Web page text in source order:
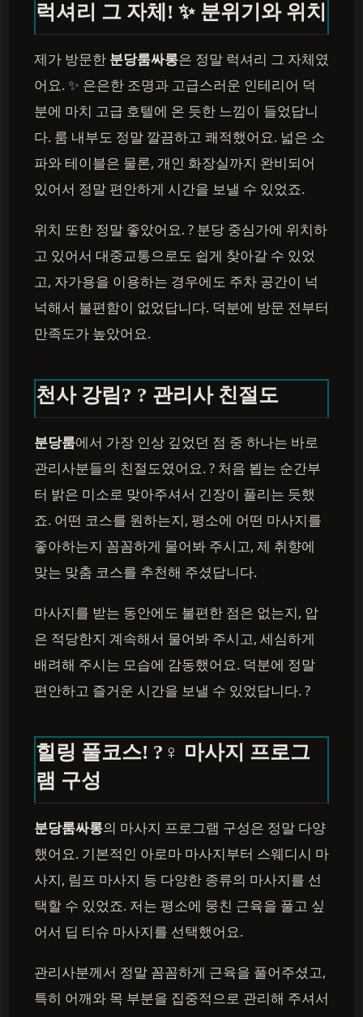
럭셔리 그 자체! ✨ 분위기와 위치
제가 방문한 분당룸싸롱은 정말 럭셔리 그 자체였
어요. ✨ 은은한 조명과 고급스러운 인테리어 덕
분에 마치 고급 호텔에 온 듯한 느낌이 들었답니
다. 룸 내부도 정말 깔끔하고 쾌적했어요. 넓은 소
파와 테이블은 물론, 개인 화장실까지 완비되어
있어서 정말 편안하게 시간을 보낼 수 있었죠.
위치 또한 정말 좋았어요. ? 분당 중심가에 위치하
고 있어서 대중교통으로도 쉽게 찾아갈 수 있었
고, 자가용을 이용하는 경우에도 주차 공간이 넉
넉해서 불편함이 없었답니다. 덕분에 방문 전부터
만족도가 높았어요.
천사 강림? ? 관리사 친절도
분당룸에서 가장 인상 깊었던 점 중 하나는 바로
관리사분들의 친절도였어요. ? 처음 뵙는 순간부
터 밝은 미소로 맞아주셔서 긴장이 풀리는 듯했
죠. 어떤 코스를 원하는지, 평소에 어떤 마사지를
좋아하는지 꼼꼼하게 물어봐 주시고, 제 취향에
맞는 맞춤 코스를 추천해 주셨답니다.
마사지를 받는 동안에도 불편한 점은 없는지, 압
은 적당한지 계속해서 물어봐 주시고, 세심하게
배려해 주시는 모습에 감동했어요. 덕분에 정말
편안하고 즐거운 시간을 보낼 수 있었답니다. ?
힐링 풀코스! ?‍♀️ 마사지 프로그
램 구성
분당룸싸롱의 마사지 프로그램 구성은 정말 다양
했어요. 기본적인 아로마 마사지부터 스웨디시 마
사지, 림프 마사지 등 다양한 종류의 마사지를 선
택할 수 있었죠. 저는 평소에 뭉친 근육을 풀고 싶
어서 딥 티슈 마사지를 선택했어요.
관리사분께서 정말 꼼꼼하게 근육을 풀어주셨고,
특히 어깨와 목 부분을 집중적으로 관리해 주셔서